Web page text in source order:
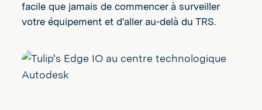
facile que jamais de commencer à surveiller
votre équipement et d'aller au-delà du TRS.